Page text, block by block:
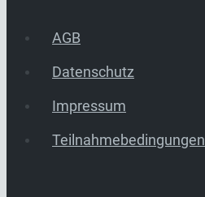
AGB
Datenschutz
Impressum
Teilnahmebedingungen